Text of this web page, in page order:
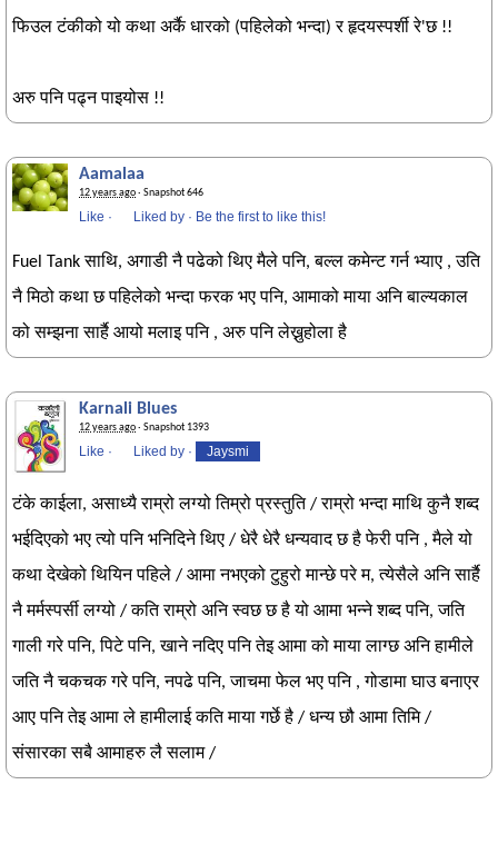
फिउल टंकीको यो कथा अर्कै धारको (पहिलेको भन्दा) र हृदयस्पर्शी रे'छ !!
अरु पनि पढ्न पाइयोस !!
Aamalaa
12 years ago· Snapshot 646
Like · Liked by · Be the first to like this!
Fuel Tank साथि, अगाडी नै पढेको थिए मैले पनि, बल्ल कमेन्ट गर्न भ्याए , उति
नै मिठो कथा छ पहिलेको भन्दा फरक भए पनि, आमाको माया अनि बाल्यकाल
को सम्झना सार्है आयो मलाइ पनि , अरु पनि लेख्नुहोला है
Karnali Blues
12 years ago· Snapshot 1393
Like · Liked by · Jaysmi
टंके काईला, असाध्यै राम्रो लग्यो तिम्रो प्रस्तुति / राम्रो भन्दा माथि कुनै शब्द
भईदिएको भए त्यो पनि भनिदिने थिए / धेरै धेरै धन्यवाद छ है फेरी पनि , मैले यो
कथा देखेको थियिन पहिले / आमा नभएको टुहुरो मान्छे परे म, त्येसैले अनि सार्है
नै मर्मस्पर्सी लग्यो / कति राम्रो अनि स्वछ छ है यो आमा भन्ने शब्द पनि, जति
गाली गरे पनि, पिटे पनि, खाने नदिए पनि तेइ आमा को माया लाग्छ अनि हामीले
जति नै चकचक गरे पनि, नपढे पनि, जाचमा फेल भए पनि , गोडामा घाउ बनाएर
आए पनि तेइ आमा ले हामीलाई कति माया गर्छे है / धन्य छौ आमा तिमि /
संसारका सबै आमाहरु लै सलाम /